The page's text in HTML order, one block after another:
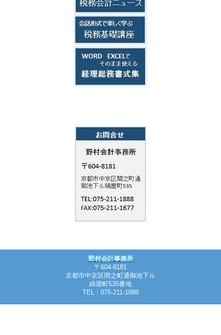
野村会計事務所
〒604-8181
京都市中京区間之町通御池下ル
綿屋町535番地
TEL：075-211-1888